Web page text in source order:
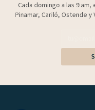
Cada domingo a las 9
Pinamar, Cariló, Ostende y